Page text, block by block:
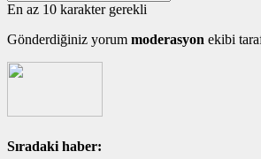
En az 10 karakter gerekli
Gönderdiğiniz yorum moderasyon ekibi
Sıradaki haber: